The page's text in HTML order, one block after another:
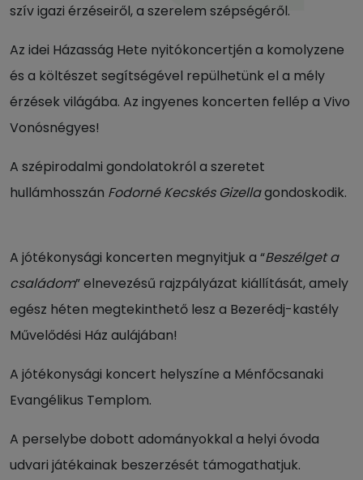
szív igazi érzéseiről, a szerelem szépségéről.
Az idei Házasság Hete nyitókoncertjén a komolyzene
és a költészet segítségével repülhetünk el a mély
érzések világába. Az ingyenes koncerten fellép a Vivo
Vonósnégyes!
A szépirodalmi gondolatokról a szeretet
hullámhosszán Fodorné Kecskés Gizellagondoskodik.
A jótékonysági koncerten megnyitjuk a “Beszélget a
családom” elnevezésű rajzpályázat kiállítását, amely
egész héten megtekinthető lesz a Bezerédj-kastély
Művelődési Ház aulájában!
A jótékonysági koncert helyszíne a Ménfőcsanaki
Evangélikus Templom.
A perselybe dobott adományokkal a helyi óvoda
udvari játékainak beszerzését támogathatjuk.